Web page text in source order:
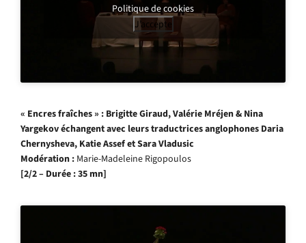
Politique de cookies
J’accepte
« Encres fraîches » : Brigitte Giraud, Valérie Mréjen & Nina
Yargekov échangent avec leurs traductrices anglophones Daria
Chernysheva, Katie Assef et Sara Vladusic
Modération : Marie-Madeleine Rigopoulos
[2/2 – Durée : 35 mn]